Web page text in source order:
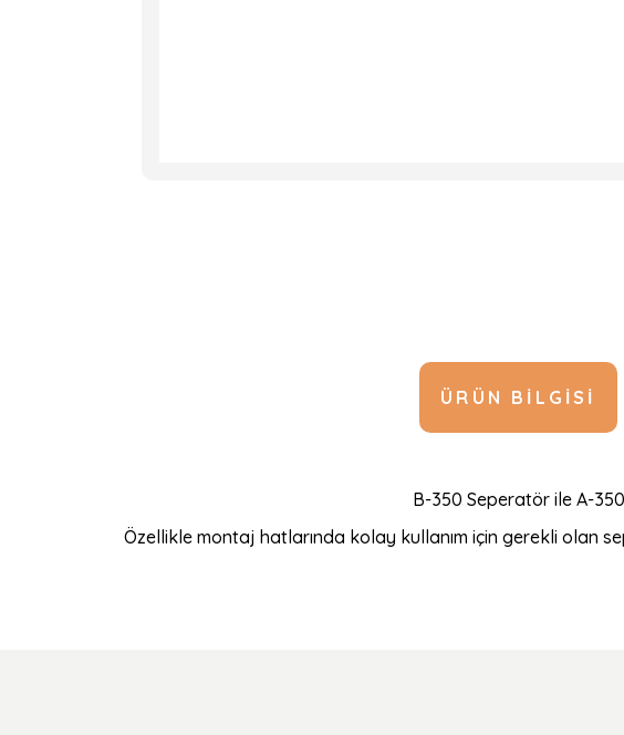
ÜRÜN BILGISI
B-350 Seperatör ile A-
Özellikle montaj hatlarında kolay kullanım için gerekli olan